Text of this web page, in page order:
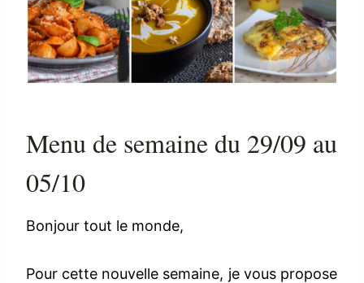
Menu de semaine du 29/09 au
05/10
Bonjour tout le monde,
Pour cette nouvelle semaine, je vous propose